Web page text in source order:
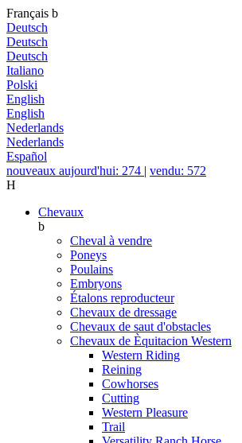
Français b
Deutsch
Deutsch
Deutsch
Italiano
Polski
English
English
Nederlands
Nederlands
Español
nouveaux aujourd'hui: 274 | vendu: 572
H
Chevaux
b
Cheval à vendre
Poneys
Poulains
Embryons
Étalons reproducteur
Chevaux de dressage
Chevaux de saut d'obstacles
Chevaux de Èquitacion Western
Western Riding
Reining
Cowhorses
Cutting
Western Pleasure
Trail